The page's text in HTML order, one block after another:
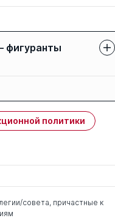
фигуранты
0 1
политики
совета, причастные к